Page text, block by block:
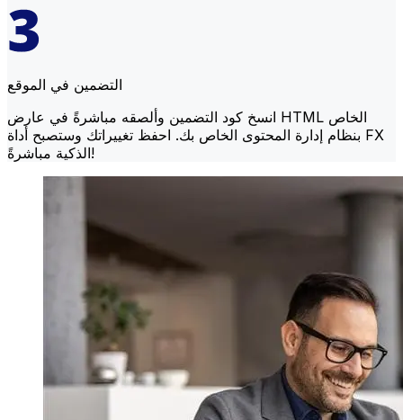
التضمين في الموقع
انسخ كود التضمين وألصقه مباشرةً في عارض HTML الخاص
بنظام إدارة المحتوى الخاص بك. احفظ تغييراتك وستصبح أداة FX
الذكية مباشرةً!